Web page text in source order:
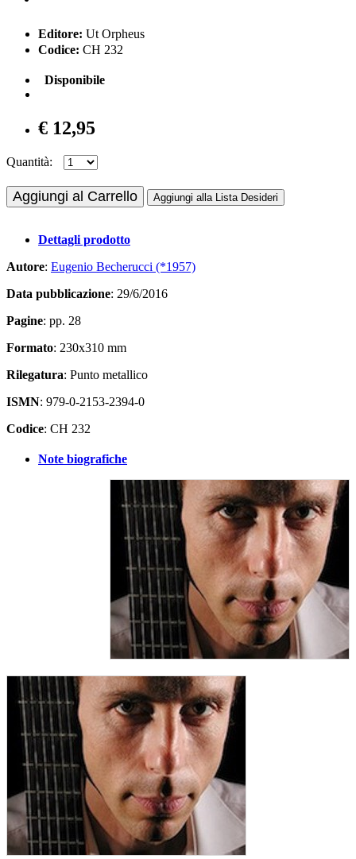
Editore: Ut Orpheus
Codice: CH 232
Disponibile
€ 12,95
Quantità:
Aggiungi al Carrello Aggiungi alla Lista Desideri
Dettagli prodotto
Autore: Eugenio Becherucci (*1957)
Data pubblicazione: 29/6/2016
Pagine: pp. 28
Formato: 230x310 mm
Rilegatura: Punto metallico
ISMN: 979-0-2153-2394-0
Codice: CH 232
Note biografiche